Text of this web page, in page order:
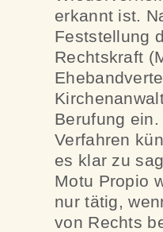
erkannt ist.
Feststellung
Rechtskraft
Berufung
Verfahren
es klar zu
Motu Propio
nur tätig,
von Rechts